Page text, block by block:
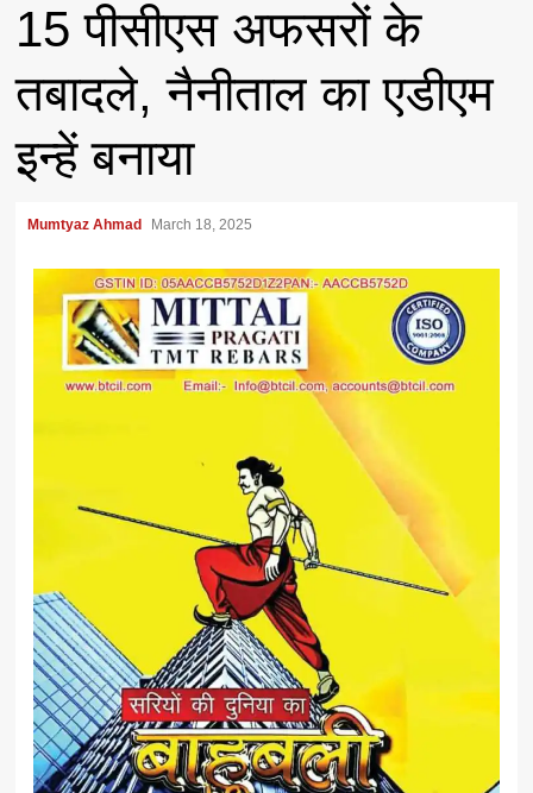
15 पीसीएस अफसरों के
तबादले, नैनीताल का एडीएम
इन्हें बनाया
Mumtyaz Ahmad March 18, 2025